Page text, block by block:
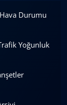
Durumu
Yoğunluk